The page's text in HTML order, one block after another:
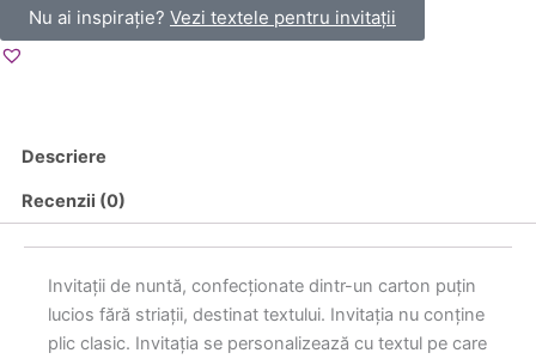
Nu ai inspirație? Vezi textele pentru invitații
Descriere
Recenzii (0)
Invitații de nuntă, confecționate dintr-un carton puțin
lucios fără striații, destinat textului. Invitația nu conține
plic clasic. Invitația se personalizează cu textul pe care